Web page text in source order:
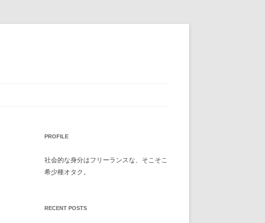
PROFILE
社会的な身分はフリーランスな、そこそこ
希少種オタク。
RECENT POSTS